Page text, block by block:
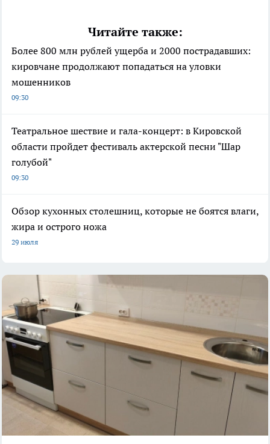
Читайте также:
Более 800 млн рублей ущерба и 2000 пострадавших:
кировчане продолжают попадаться на уловки
мошенников
09:30
Театральное шествие и гала-концерт: в Кировской
области пройдет фестиваль актерской песни "Шар
голубой"
09:30
Обзор кухонных столешниц, которые не боятся влаги,
жира и острого ножа
29 июля